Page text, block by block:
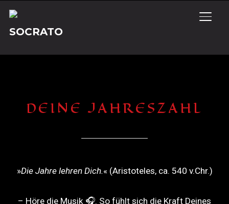
DEINE JAHRESZAHL
»Die Jahre lehren Dich.« (Aristoteles, ca. 540 v.Chr.)
– Höre die Musik 🎧. So fühlt sich die Kraft Deines